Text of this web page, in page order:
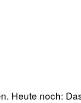
Heute noch: